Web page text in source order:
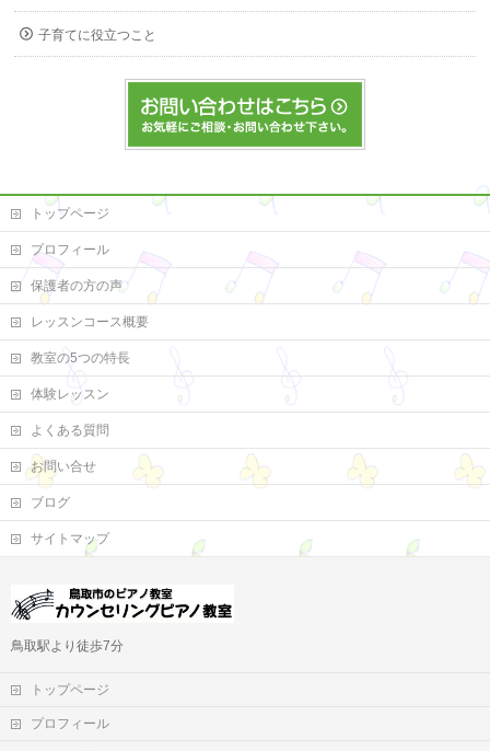
子育てに役立つこと
トップページ
プロフィール
保護者の方の声
レッスンコース概要
教室の5つの特長
体験レッスン
よくある質問
お問い合せ
ブログ
サイトマップ
鳥取駅より徒歩7分
トップページ
プロフィール